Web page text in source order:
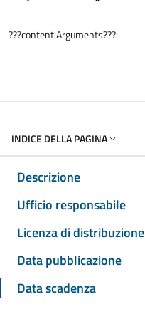
???content.Arguments???:
INDICE DELLA PAGINA
Descrizione
Ufficio responsabile
Licenza di distribuzione
Data pubblicazione
Data scadenza